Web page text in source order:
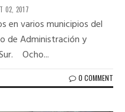
02, 2017
en varios municipios del
de Administración y
Ocho...
0 COMMENT